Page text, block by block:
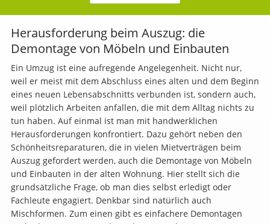
Herausforderung beim Auszug: die
Demontage von Möbeln und Einbauten
Ein Umzug ist eine aufregende Angelegenheit. Nicht nur,
weil er meist mit dem Abschluss eines alten und dem Beginn
eines neuen Lebensabschnitts verbunden ist, sondern auch,
weil plötzlich Arbeiten anfallen, die mit dem Alltag nichts zu
tun haben. Auf einmal ist man mit handwerklichen
Herausforderungen konfrontiert. Dazu gehört neben den
Schönheitsreparaturen, die in vielen Mietverträgen beim
Auszug gefordert werden, auch die Demontage von Möbeln
und Einbauten in der alten Wohnung. Hier stellt sich die
grundsätzliche Frage, ob man dies selbst erledigt oder
Fachleute engagiert. Denkbar sind natürlich auch
Mischformen. Zum einen gibt es einfachere Demontagen